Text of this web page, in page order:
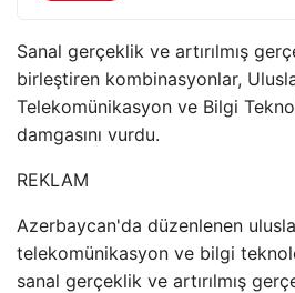
Sanal gerçeklik ve artırılmış
birleştiren kombinasyonlar,
Telekomünikasyon ve Bilgi
damgasını vurdu.
REKLAM
Azerbaycan'da düzenlenen
telekomünikasyon ve bilgi
sanal gerçeklik ve artırılmış